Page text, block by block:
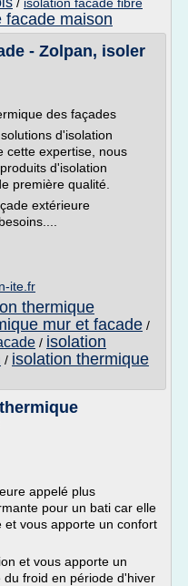
facade maison
- Zolpan, isoler
des façades
d'isolation
cette expertise, nous
d'isolation
première qualité.
extérieure
ite.fr
thermique
mur et facade /
/ isolation
/ isolation thermique
appelé plus
pour un bati car elle
vous apporte un confort
et vous apporte un
froid en période d'hiver